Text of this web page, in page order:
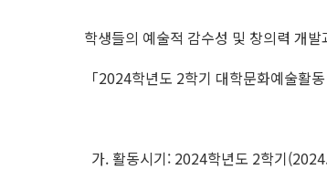
학생들의 예술적 감수성 및 창의력 개
「2024학년도 2학기 대학문화예술활
가. 활동시기: 2024학년도 2학기